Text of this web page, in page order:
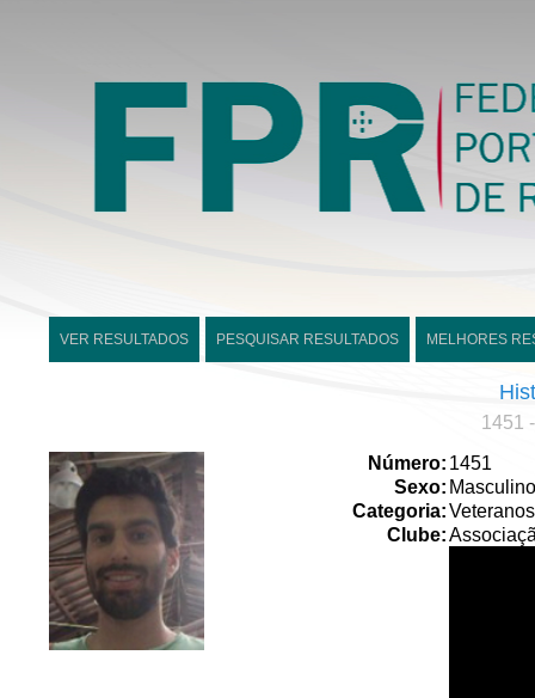
VER RESULTADOS PESQUISAR RESULTADOS MELHORES
1451
Número: 1451
Sexo: Masculino
Categoria:Veteranos
Clube: